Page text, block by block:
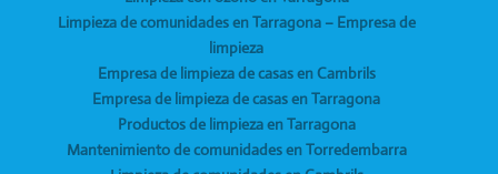
Limpieza de comunidades en Tarragona – Empresa de
limpieza
Empresa de limpieza de casas en Cambrils
Empresa de limpieza de casas en Tarragona
Productos de limpieza en Tarragona
Mantenimiento de comunidades en Torredembarra